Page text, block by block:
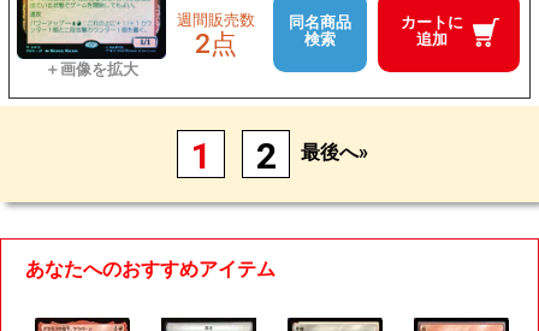
カートに
追加
週間販売数
2点
同名商品
検索
1 2 最後へ»
あなたへのおすすめアイテム